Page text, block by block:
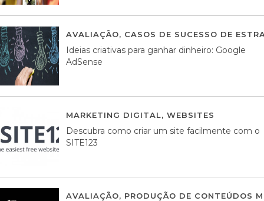
AVALIAÇÃO, CASOS DE SUCESSO DE
Ideias criativas para ganhar dinheiro: Google
AdSense
MARKETING DIGITAL, WEBSITES
Descubra como criar um site facilmente com o
SITE123
AVALIAÇÃO, PRODUÇÃO DE CONTEÚDOS